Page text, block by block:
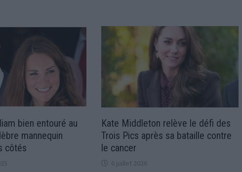
bien entouré au
mannequin
côtés
Kate Middleton relève le défi des
Trois Pics après sa bataille contre
le cancer
6 juillet 2026